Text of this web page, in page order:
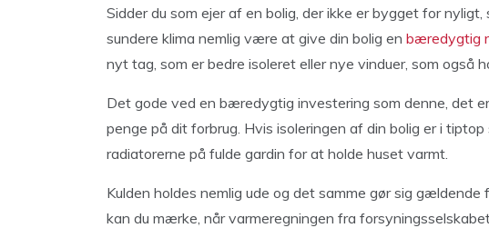
Sidder du som ejer af en bolig, der ikke er bygget for
sundere klima nemlig være at give din bolig en bæredygtig
nyt tag, som er bedre isoleret eller nye vinduer, som også
Det gode ved en bæredygtig investering som denne, det
penge på dit forbrug. Hvis isoleringen af din bolig er i
radiatorerne på fulde gardin for at holde huset varmt.
Kulden holdes nemlig ude og det samme gør sig
kan du mærke, når varmeregningen fra